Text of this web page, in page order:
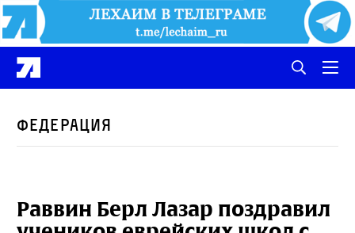
Федерация
Раввин Берл Лазар поздравил